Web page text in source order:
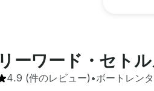
リーワード・セト
4.9 (件のレビュー) •ボートレン